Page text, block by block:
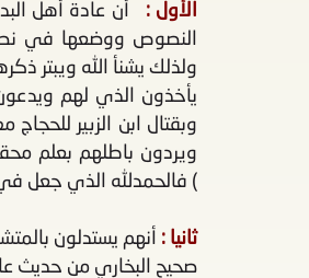
الأول :
أن عادة أهل
النصوص ووضعها في
ولذلك يشنأ الله ويبتر
يأخذون الذي لهم
وبقتال ابن الزبير
ويردون باطلهم بعلم
) فالحمدلله الذي جعل في
ثانيا : أنهم يستدلون
صحيح البخاري من حديث